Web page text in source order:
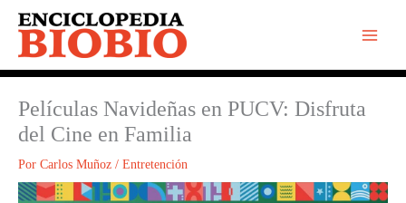
contenido
Películas Navideñas en PUCV: Disfruta
del Cine en Familia
Por Carlos Muñoz / Entretención